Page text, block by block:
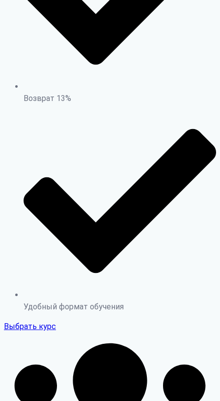
Возврат 13%
Удобный формат обучения
Выбрать курс